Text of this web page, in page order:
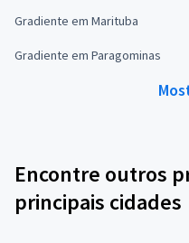
Gradiente em Marituba
Gradiente em Paragominas
Encontre outros
principais cidades